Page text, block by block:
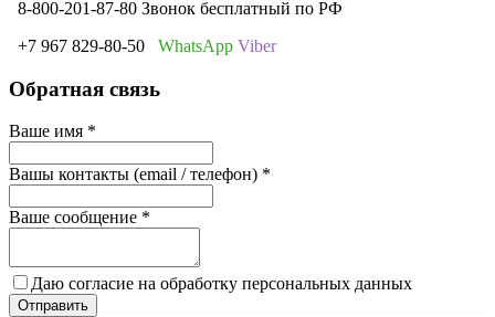
8-800-201-87-80 Звонок бесплатный по РФ
+7 967 829-80-50
WhatsApp Viber
Обратная связь
Ваше имя *
Вашы контакты (email / телефон) *
Ваше сообщение *
Даю согласие на обработку персональных данных
Отправить